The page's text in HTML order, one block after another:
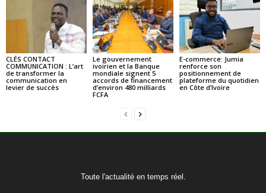
CLÉS CONTACT
COMMUNICATION : L’art
de transformer la
communication en
levier de succès
Le gouvernement
ivoirien et la Banque
mondiale signent 5
accords de financement
d’environ 480 milliards
FCFA
E-commerce: Jumia
renforce son
positionnement de
plateforme du quotidien
en Côte d’Ivoire
Toute l'actualité en temps réel.